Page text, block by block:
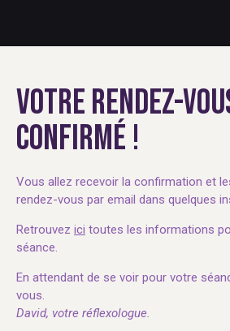
VOTRE RENDEZ-
CONFIRMÉ !
Vous allez recevoir la confirmation et
rendez-vous par email dans quelques
Retrouvez ici toutes les informations
séance.
En attendant de se voir pour votre
vous.
David, votre réflexologue.